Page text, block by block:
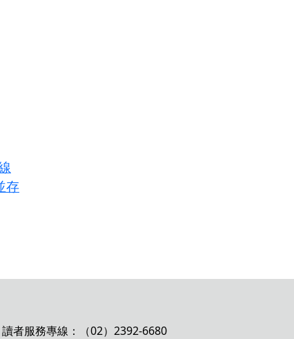
存
讀者服務專線：（02）2392-6680